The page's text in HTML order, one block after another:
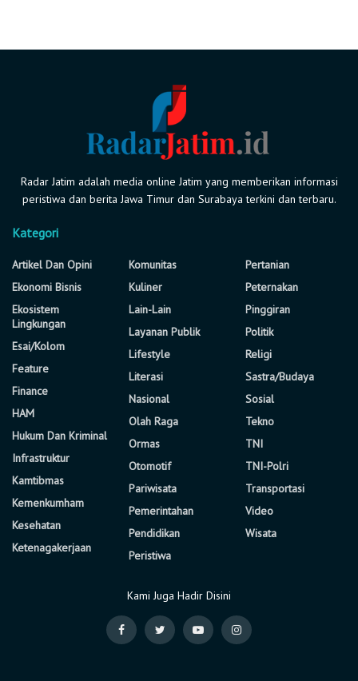
Radar Jatim adalah media online Jatim yang memberikan informasi
peristiwa dan berita Jawa Timur dan Surabaya terkini dan terbaru.
Kategori
Artikel Dan Opini
Ekonomi Bisnis
Ekosistem
Lingkungan
Esai/Kolom
Feature
Finance
HAM
Hukum Dan Kriminal
Infrastruktur
Kamtibmas
Kemenkumham
Kesehatan
Ketenagakerjaan
Komunitas
Kuliner
Lain-Lain
Layanan Publik
Lifestyle
Literasi
Nasional
Olah Raga
Ormas
Otomotif
Pariwisata
Pemerintahan
Pendidikan
Peristiwa
Pertanian
Peternakan
Pinggiran
Politik
Religi
Sastra/Budaya
Sosial
Tekno
TNI
TNI-Polri
Transportasi
Video
Wisata
Kami Juga Hadir Disini